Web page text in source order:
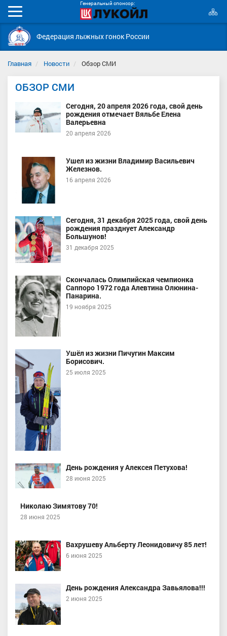
Генеральный спонсор:
Мобильное
меню
Федерация лыжных гонок России
Главная Новости Обзор СМИ
ОБЗОР СМИ
Сегодня, 20 апреля 2026 года, свой день
рождения отмечает Вяльбе Елена
Валерьевна
20 апреля 2026
Ушел из жизни Владимир Васильевич
Железнов.
16 апреля 2026
Сегодня, 31 декабря 2025 года, свой день
рождения празднует Александр
Большунов!
31 декабря 2025
Скончалась Олимпийская чемпионка
Саппоро 1972 года Алевтина Олюнина-
Панарина.
19 ноября 2025
Ушёл из жизни Пичугин Максим
Борисович.
25 июля 2025
День рождения у Алексея Петухова!
28 июня 2025
Николаю Зимятову 70!
28 июня 2025
Вахрушеву Альберту Леонидовичу 85 лет!
6 июня 2025
День рождения Александра Завьялова!!!
2 июня 2025